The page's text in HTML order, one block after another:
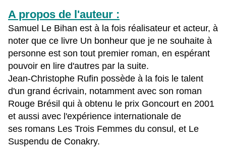
A propos de l'auteur :
Samuel Le Bihan est à la fois réalisateur et acteur, à
noter que ce livre Un bonheur que je ne souhaite à
personne est son tout premier roman, en espérant
pouvoir en lire d'autres par la suite.
Jean-Christophe Rufin possède à la fois le talent
d'un grand écrivain, notamment avec son roman
Rouge Brésil qui à obtenu le prix Goncourt en 2001
et aussi avec l'expérience internationale de
ses romans Les Trois Femmes du consul, et Le
Suspendu de Conakry.